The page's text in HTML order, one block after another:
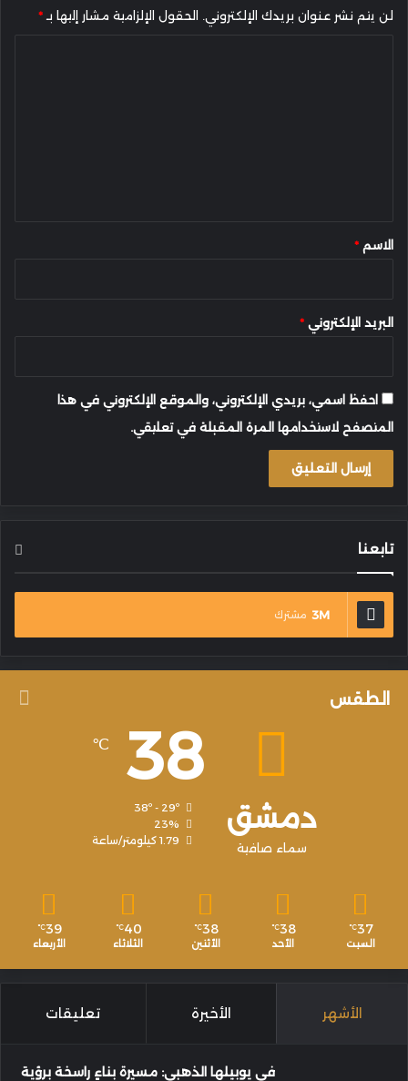
لن يتم نشر عنوان بريدك الإلكتروني. الحقول الإلزامية مشار إليها بـ *
*
الاسم *
البريد الإلكتروني *
احفظ اسمي، بريدي الإلكتروني، والموقع الإلكتروني في هذا
المتصفح لاستخدامها المرة المقبلة في تعليقي.
تابعنا
3M مشترك
الطقس
دمشق
سماء صافية
38
℃
38º - 29º
23%
1.79 كيلومتر/ساعة
37
℃
السبت
38
℃
الأحد
38
℃
الأثنين
40
℃
الثلاثاء
39
℃
الأربعاء
الأشهر الأخيرة تعليقات
في يوبيلها الذهبي: مسيرة بناءٍ راسخة برؤية